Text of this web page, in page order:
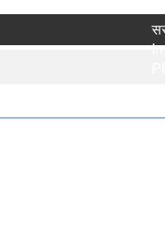
सरुवा